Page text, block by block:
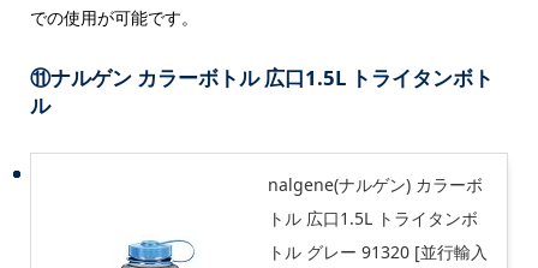
での使用が可能です。
⑪ナルゲン カラーボトル 広口1.5L トライタンボト
ル
nalgene(ナルゲン) カラーボ
トル 広口1.5L トライタンボ
トル グレー 91320 [並行輸入